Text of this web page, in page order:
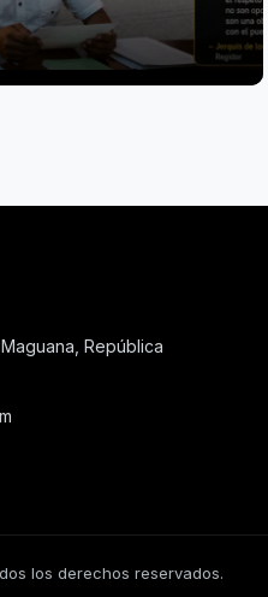
República
los derechos reservados.